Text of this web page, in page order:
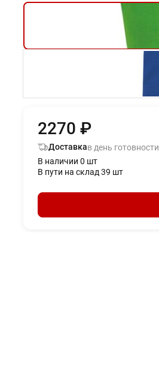
2270 ₽
Доставкав день готовности
В наличии 0 шт
В пути на склад 39 шт